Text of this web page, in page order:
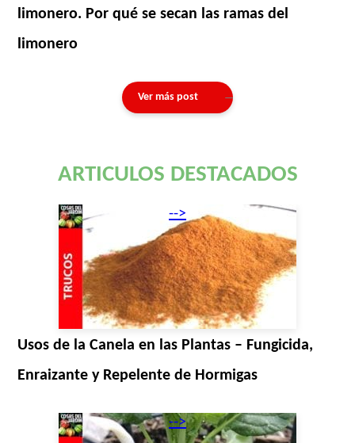
limonero. Por qué se secan las ramas del
limonero
Ver más post
ARTICULOS DESTACADOS
-->
Usos de la Canela en las Plantas – Fungicida,
Enraizante y Repelente de Hormigas
-->